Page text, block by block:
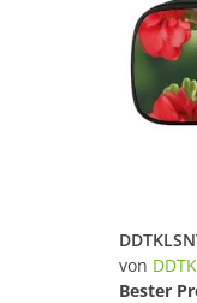
von
Bester